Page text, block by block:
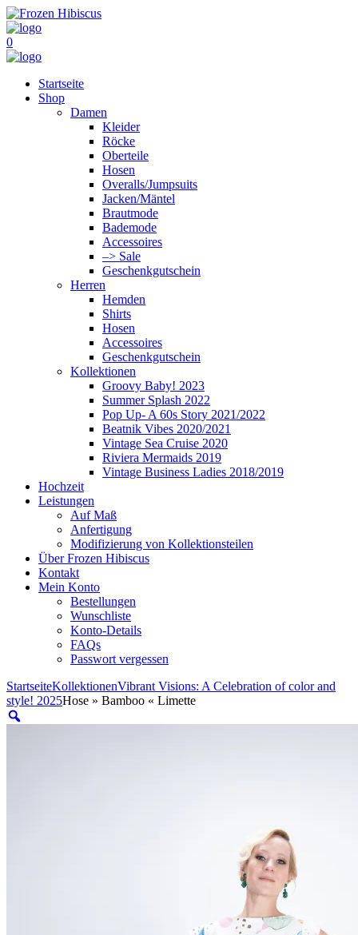
0
Startseite
Shop
Damen
Kleider
Röcke
Oberteile
Hosen
Overalls/Jumpsuits
Jacken/Mäntel
Brautmode
Bademode
Accessoires
–> Sale
Geschenkgutschein
Herren
Hemden
Shirts
Hosen
Accessoires
Geschenkgutschein
Kollektionen
Groovy Baby! 2023
Summer Splash 2022
Pop Up- A 60s Story 2021/2022
Beatnik Vibes 2020/2021
Vintage Sea Cruise 2020
Riviera Mermaids 2019
Vintage Business Ladies 2018/2019
Hochzeit
Leistungen
Auf Maß
Anfertigung
Modifizierung von Kollektionsteilen
Über Frozen Hibiscus
Kontakt
Mein Konto
Bestellungen
Wunschliste
Konto-Details
FAQs
Passwort vergessen
StartseiteKollektionenVibrant Visions: A Celebration of color and
style! 2025Hose » Bamboo « Limette